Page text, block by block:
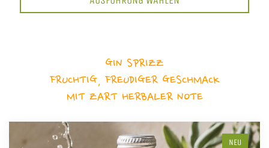
GIN SPRIZZ
FRUCHTIG, FREUDIGER GESCHMACK
MIT ZART HERBALER NOTE
NEU